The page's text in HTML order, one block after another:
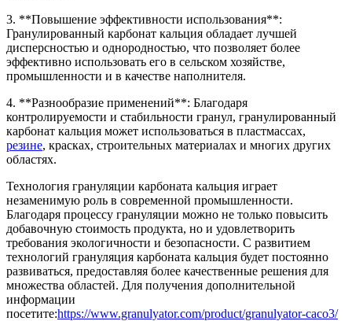
3. **Повышение эффективности использования**:
Гранулированный карбонат кальция обладает лучшей
дисперсностью и однородностью, что позволяет более
эффективно использовать его в сельском хозяйстве,
промышленности и в качестве наполнителя.
4. **Разнообразие применений**: Благодаря
контролируемости и стабильности гранул, гранулированный
карбонат кальция может использоваться в пластмассах,
резине, красках, строительных материалах и многих других
областях.
Технология грануляции карбоната кальция играет
незаменимую роль в современной промышленности.
Благодаря процессу грануляции можно не только повысить
добавочную стоимость продукта, но и удовлетворить
требования экологичности и безопасности. С развитием
технологий грануляция карбоната кальция будет постоянно
развиваться, предоставляя более качественные решения для
множества областей. Для получения дополнительной
информации
посетите:https://www.granulyator.com/product/granulyator-caco3/